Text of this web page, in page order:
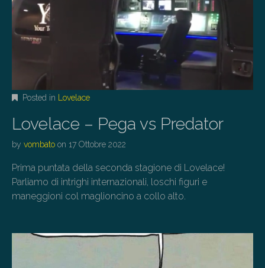
Posted in Lovelace
Lovelace – Pega vs Predator
by vombato on 17 Ottobre 2022
Prima puntata della seconda stagione di Lovelace!
Parliamo di intrighi internazionali, loschi figuri e
maneggioni col maglioncino a collo alto.